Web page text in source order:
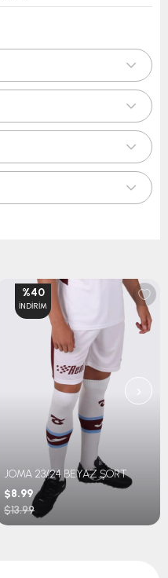
JOMA 23/24 BEYAZ ŞORT
$8.99
$13.99
%40
İNDIRIM
›